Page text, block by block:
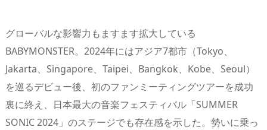
グローバルな影響力もますます拡大している
BABYMONSTER。2024年にはアジア7都市（Tokyo、
Jakarta、Singapore、Taipei、Bangkok、Kobe、Seoul）
を巡るデビュー後、初のファンミーティングツアーを成功
裏に終え、日本最大の音楽フェスティバル「SUMMER
SONIC 2024」のステージでも存在感を示した。勢いに乗っ